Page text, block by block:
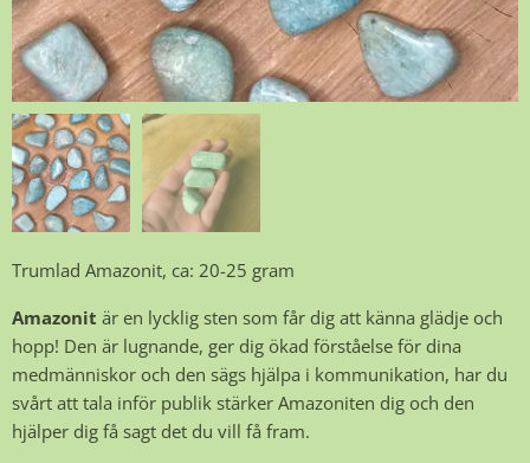
Trumlad Amazonit, ca: 20-25 gram
Amazonit är en lycklig sten som får dig att känna glädje och
hopp! Den är lugnande, ger dig ökad förståelse för dina
medmänniskor och den sägs hjälpa i kommunikation, har du
svårt att tala inför publik stärker Amazoniten dig och den
hjälper dig få sagt det du vill få fram.